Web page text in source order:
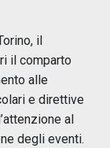
il
il comparto
alle
e direttive
al
degli eventi.